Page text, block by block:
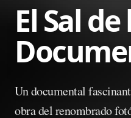
El Sal
Un documental
obra del renombrado